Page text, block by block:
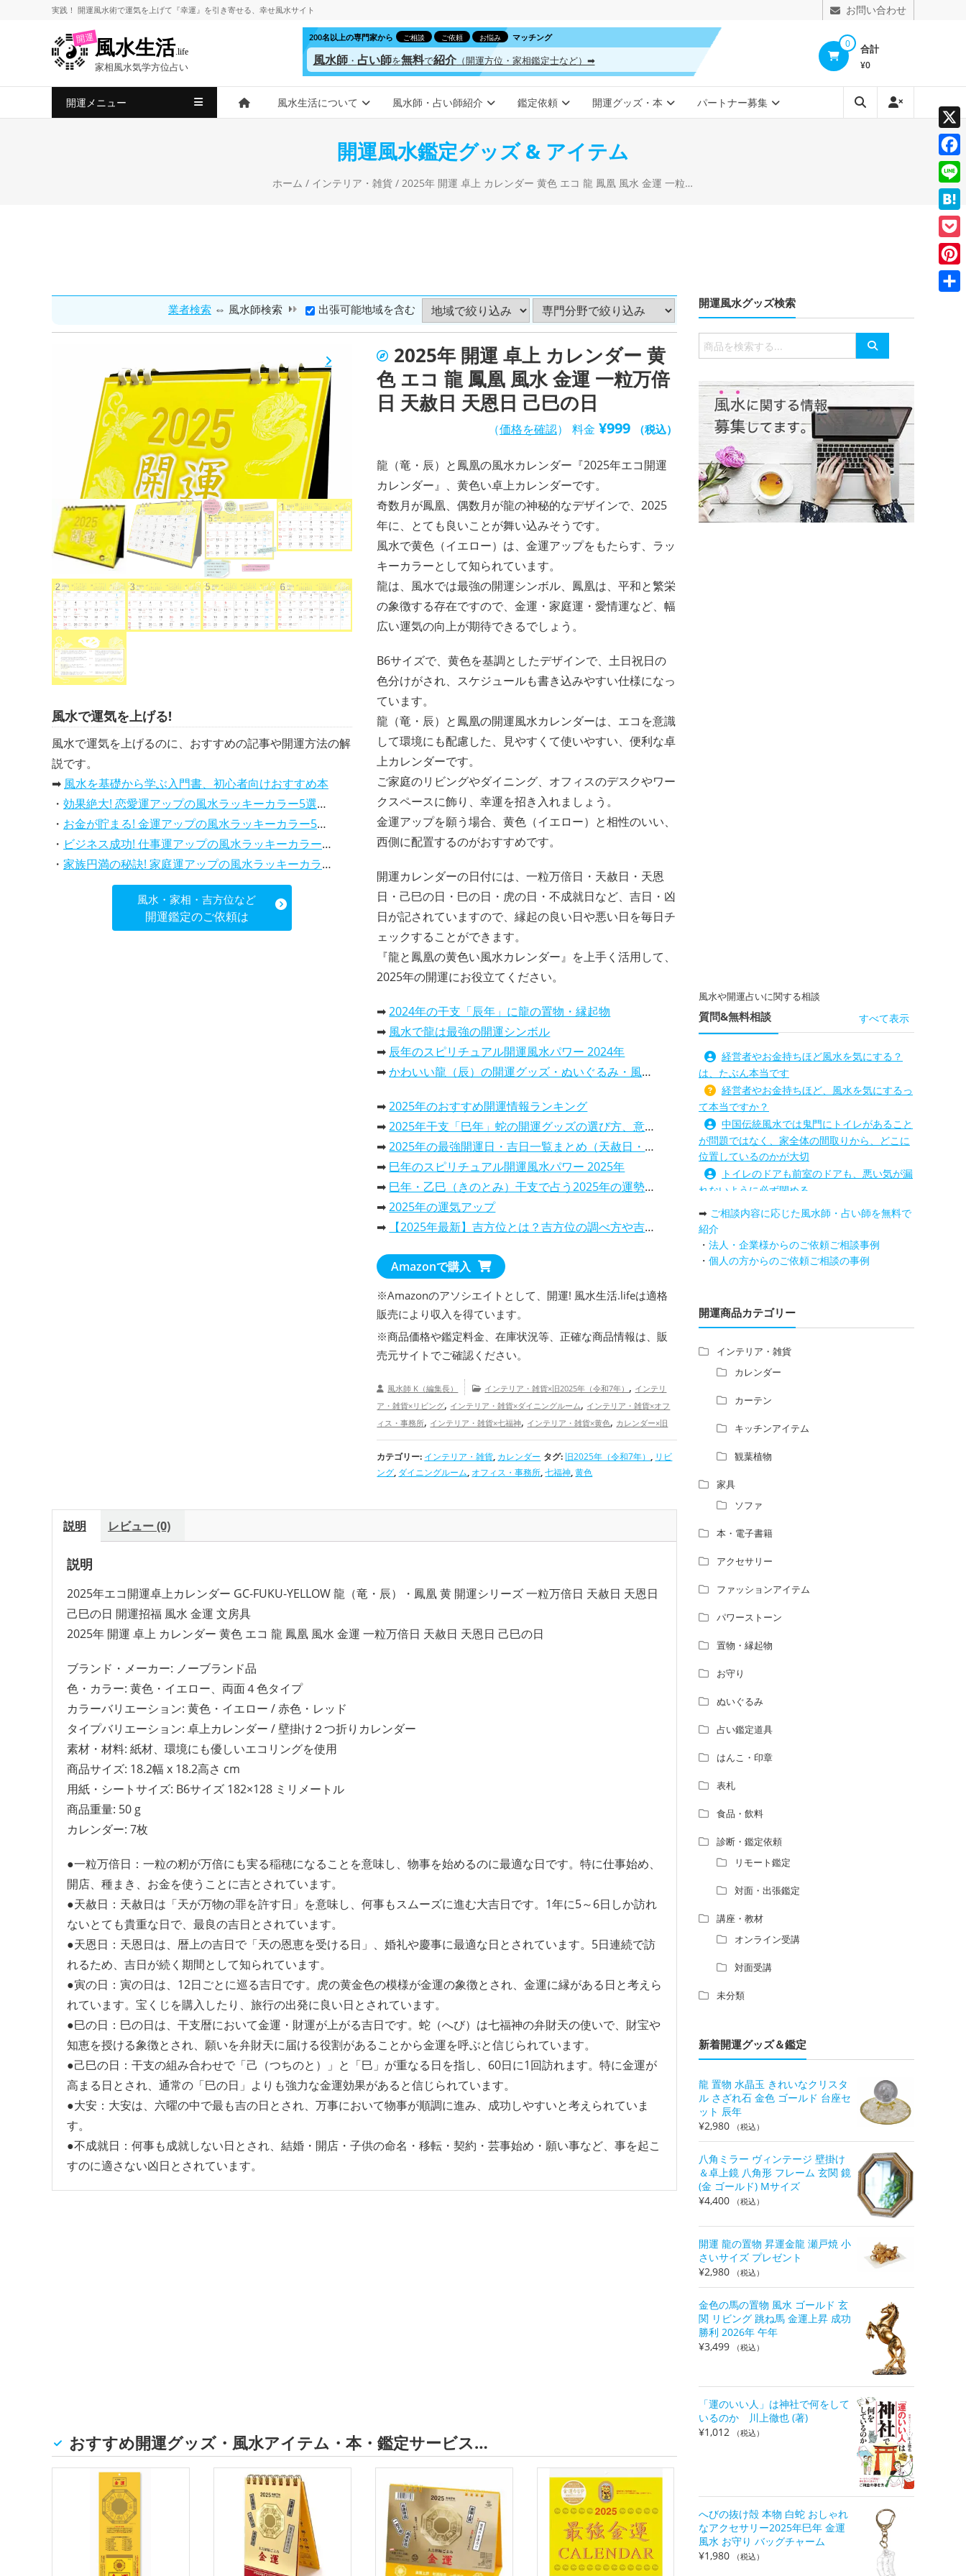
ス
実践！ 開運風水術で運気を上げて 『幸運』を引き寄せる、 幸せ風水サイト お問い合わせ
開運風水生活.life
家相風水気学方位占い
0 合計
¥0
200名以上の専門家から ご相談 ご依頼 お悩み マッチング
風水師・ 占い師を無料で紹介（開運方位・家相鑑定士など）➡
開運メニュー 風水生活について 風水師・占い師紹介 鑑定依頼 開運グッズ・本 パートナー募集
開運風水鑑定グッズ & アイテム
ホーム / インテリア・雑貨/ 2025年 開運 卓上 カレンダー 黄色 エコ 龍 鳳凰 風水 金運 一粒万倍日 天赦日 天恩日 己巳の日
業者検索 ⇔ 風水師検索 出張可能地域を含む
2025年 開運 卓上 カレンダー 黄
色 エコ 龍 鳳凰 風水 金運 一粒万倍
日 天赦日 天恩日 己巳の日
（価格を確認） 料金 ¥999 （税込）
龍（竜・辰）と鳳凰の風水カレンダー『2025年エコ開運
カレンダー』、黄色い卓上カレンダーです。
奇数月が鳳凰、偶数月が龍の神秘的なデザインで、2025
年に、とても良いことが舞い込みそうです。
風水で黄色（イエロー）は、金運アップをもたらす、ラッ
キーカラーとして知られています。
龍は、風水では最強の開運シンボル、鳳凰は、平和と繁栄
の象徴する存在ですので、金運・家庭運・愛情運など、幅
広い運気の向上が期待できるでしょう。
B6サイズで、黄色を基調としたデザインで、土日祝日の
色分けがされ、スケジュールも書き込みやすい仕様になっ
ています。
龍（竜・辰）と鳳凰の開運風水カレンダーは、エコを意識
して環境にも配慮した、見やすくて使いやすい、便利な卓
上カレンダーです。
ご家庭のリビングやダイニング、オフィスのデスクやワー
クスペースに飾り、幸運を招き入れましょう。
金運アップを願う場合、黄色（イエロー）と相性のいい、
西側に配置するのがおすすめです。
開運カレンダーの日付には、一粒万倍日・天赦日・天恩
日・己巳の日・巳の日・虎の日・不成就日など、吉日・凶
日が記されていますので、縁起の良い日や悪い日を毎日チ
ェックすることができます。
『龍と鳳凰の黄色い風水カレンダー』を上手く活用して、
2025年の開運にお役立てください。
➡2024年の干支「辰年」に龍の置物・縁起物
➡ 風水で龍は最強の開運シンボル
➡ 辰年のスピリチュアル開運風水パワー 2024年
➡かわいい龍（辰）の開運グッズ・ぬいぐるみ・風水置物
➡2025年のおすすめ開運情報ランキング
➡2025年干支「巳年」蛇の開運グッズの選び方、意味と効果と活用法
➡2025年の最強開運日・吉日一覧まとめ（天赦日・一粒万倍日…）
➡ 巳年のスピリチュアル開運風水パワー 2025年
➡ 巳年・乙巳（きのとみ）干支で占う2025年の運勢は、どんな一年？
➡2025年の運気アップ
➡
【2025年最新】吉方位とは？吉方位の調べ方や吉報旅行先での過ごし方を解説
・
2025年干支巳年は、蛇（へび）の開運カレンダーで運気アップ
パワースポット・カレンダー2025年、開運効果抜群！
・2025年の吉日や最強開運日が分かる暦のカレンダー
2025年の金運を上げる！選ぶべき開運カレンダー
・恋愛運を引き寄せる！2025年おすすめ開運カレンダー
Amazonで購入
※Amazonのアソシエイトとして、開運! 風水生活.lifeは適格
販売により収入を得ています。
※商品価格や鑑定料金、在庫状況等、正確な商品情報は、販
売元サイトでご確認ください。
風水師 K（編集長） インテリア・雑貨×旧2025年（令和7年） , インテリ
ア・雑貨×リビング, インテリア・雑貨×ダイニングルーム, インテリア・雑貨×オフ
ィス・事務所, インテリア・雑貨×七福神, インテリア・雑貨×黄色, カレンダー×旧
2025年（令和7年）,カレンダー×リビング,カレンダー×ダイニングルーム,カレン
ダー×オフィス・事務所,カレンダー×七福神,カレンダー×黄色
旧2025年（令
和7年）の開運グッズ,リビングの開運グッズ, ダイニングルームの開運グッズ
ップ,金運アップ,仕事運アップ,家庭運・家族運アップ,総合運・全体運アップ
カテゴリー: インテリア・雑貨, カレンダー タグ: 旧2025年（令和7年）, リビ
ング, ダイニングルーム, オフィス・事務所,七福神,黄色
風水で運気を上げる!
風水で運気を上げるのに、おすすめの記事や開運方法の解
説です。
➡ 風水を基礎から学ぶ入門書、初心者向けおすすめ本
・ 効果絶大! 恋愛運アップの風水ラッキーカラー5選、解説付き
・ お金が貯まる! 金運アップの風水ラッキーカラー5選、効果解説
・ ビジネス成功! 仕事運アップの風水ラッキーカラー5選、効果解説
・ 家族円満の秘訣! 家庭運アップの風水ラッキーカラー5選、効果解説
風水・家相・吉方位など
開運鑑定のご依頼は
説明 レビュー (0)
説明
2025年エコ開運卓上カレンダー GC-FUKU-YELLOW 龍（竜・辰）・鳳凰 黄 開運シリーズ 一粒万倍日 天赦日 天恩日
己巳の日 開運招福 風水 金運 文房具
2025年 開運 卓上 カレンダー 黄色 エコ 龍 鳳凰 風水 金運 一粒万倍日 天赦日 天恩日 己巳の日
ブランド・メーカー: ノーブランド品
色・カラー: 黄色・イエロー、両面４色タイプ
カラーバリエーション: 黄色・イエロー / 赤色・レッド
タイプバリエーション: 卓上カレンダー / 壁掛け２つ折りカレンダー
素材・材料: 紙材、環境にも優しいエコリングを使用
商品サイズ: 18.2幅 x 18.2高さ cm
用紙・シートサイズ: B6サイズ 182×128 ミリメートル
商品重量: 50 g
カレンダー: 7枚
●一粒万倍日：一粒の籾が万倍にも実る稲穂になることを意味し、物事を始めるのに最適な日です。特に仕事始め、
開店、種まき、お金を使うことに吉とされています。
●天赦日：天赦日は「天が万物の罪を許す日」を意味し、何事もスムーズに進む大吉日です。1年に5～6日しか訪れ
ないとても貴重な日で、最良の吉日とされています。
●天恩日：天恩日は、暦上の吉日で「天の恩恵を受ける日」、婚礼や慶事に最適な日とされています。5日連続で訪
れるため、吉日が続く期間として知られています。
●寅の日：寅の日は、12日ごとに巡る吉日です。虎の黄金色の模様が金運の象徴とされ、金運に縁がある日と考えら
れています。宝くじを購入したり、旅行の出発に良い日とされています。
●巳の日：巳の日は、干支暦において金運・財運が上がる吉日です。蛇（へび）は七福神の弁財天の使いで、財宝や
知恵を授ける象徴とされ、願いを弁財天に届ける役割があることから金運を呼ぶと信じられています。
●己巳の日：干支の組み合わせで「己（つちのと）」と「巳」が重なる日を指し、60日に1回訪れます。特に金運が
高まる日とされ、通常の「巳の日」よりも強力な金運効果があると信じられています。
●大安：大安は、六曜の中で最も吉の日とされ、万事において物事が順調に進み、成功しやすいと考えられていま
す。
●不成就日：何事も成就しない日とされ、結婚・開店・子供の命名・移転・契約・芸事始め・願い事など、事を起こ
すのに適さない凶日とされています。
おすすめ開運グッズ・風水アイテム・本・鑑定サービス…
開運風水グッズ検索
検
索
象:
風水や開運占いに関する相談
質問&無料相談 すべて表示
経営者やお金持ちほど風水を気にする？
は、たぶん本当です
経営者やお金持ちほど、風水を気にするっ
て本当ですか？
中国伝統風水では鬼門にトイレがあること
が問題ではなく、家全体の間取りから、どこに
位置しているのかが大切
トイレのドアも前室のドアも、悪い気が漏
れないように必ず閉める
路沖殺対策としては、お庭に道路との垣根
を造られるとよい
庭を広げると路沖殺（ろちゅうさつ）は防
げますか？
方角にあるトイレの位置はずれますか？
青澄杏樹 （アオスミアンジュ）先生から
占い師さんは、幽霊を見たことがあります
か？
家相風水の診断・鑑定料金や相場について
風水の流派について教えてください。
か？
風水師になるには、どんな勉強をすればい
いですか？
➡ ご相談内容に応じた風水師・占い師を無料で
紹介
・ 法人・企業様からのご依頼ご相談事例
・ 個人の方からのご依頼ご相談の事例
開運商品カテゴリー
インテリア・雑貨
カレンダー
カーテン
キッチンアイテム
観葉植物
家具
ソファ
本・電子書籍
アクセサリー
ファッションアイテム
パワーストーン
置物・縁起物
お守り
ぬいぐるみ
占い鑑定道具
はんこ・印章
表札
食品・飲料
診断・鑑定依頼
リモート鑑定
対面・出張鑑定
講座・教材
オンライン受講
対面受講
未分類
新着開運グッズ＆鑑定
龍 置物 水晶玉 きれいなクリスタ
ル さざれ石 金色 ゴールド 台座セ
ット 辰年
¥2,980 （税込）
八角ミラー ヴィンテージ 壁掛け
＆卓上鏡 八角形 フレーム 玄関 鏡
(金 ゴールド) Mサイズ
¥4,400 （税込）
開運 龍の置物 昇運金龍 瀬戸焼 小
さいサイズ プレゼント
¥2,980 （税込）
金色の馬の置物 風水 ゴールド 玄
関 リビング 跳ね馬 金運上昇 成功
勝利 2026年 午年
¥3,499 （税込）
「運のいい人」は神社で何をして
いるのか 川上徹也 (著)
¥1,012 （税込）
へびの抜け殻 本物 白蛇 おしゃれ
なアクセサリー2025年巳年 金運
風水 お守り バッグチャーム
¥1,980 （税込）
X
Line